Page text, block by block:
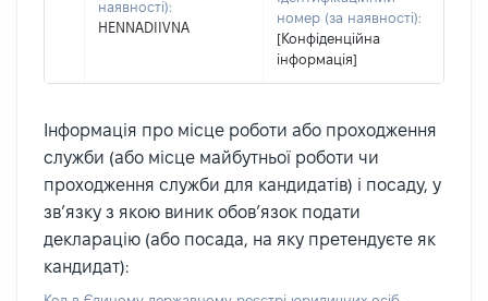
наявності):
HENNADIIVNA
номер (за наявності):
[Конфіденційна
інформація]
Інформація про місце роботи або проходження
служби (або місце майбутньої роботи чи
проходження служби для кандидатів) і посаду, у
зв’язку з якою виник обов’язок подати
декларацію (або посада, на яку претендуєте як
кандидат):